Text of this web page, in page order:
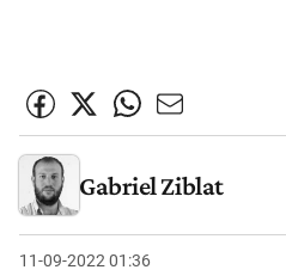
Gabriel Ziblat
11-09-2022 01:36